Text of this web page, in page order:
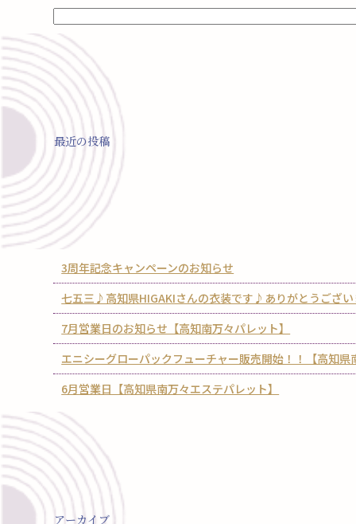
最近の投稿
3周年記念キャンペーンのお知らせ
七五三♪高知県HIGAKIさんの衣装です♪ありがとうござ
7月営業日のお知らせ【高知南万々パレット】
エニシーグローパックフューチャー販売開始！！【高知県
6月営業日【高知県南万々エステパレット】
アーカイブ